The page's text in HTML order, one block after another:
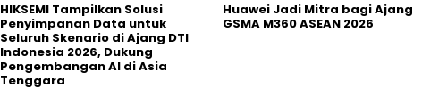
HIKSEMI Tampilkan Solusi
Penyimpanan Data untuk
Seluruh Skenario di Ajang DTI
Indonesia 2026, Dukung
Pengembangan AI di Asia
Tenggara
Huawei Jadi Mitra bagi Ajang
GSMA M360 ASEAN 2026